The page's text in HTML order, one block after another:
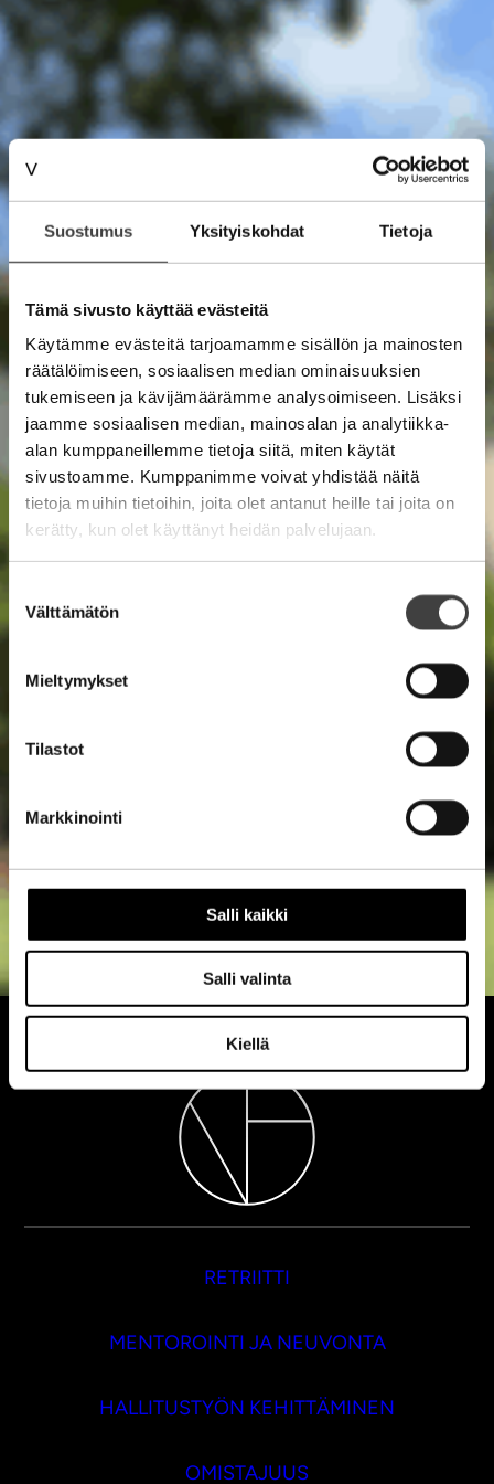
Suostumus Yksityiskohdat Tietoja
Tämä sivusto käyttää evästeitä
Käytämme evästeitä tarjoamamme sisällön ja mainosten
räätälöimiseen, sosiaalisen median ominaisuuksien
tukemiseen ja kävijämäärämme analysoimiseen. Lisäksi
jaamme sosiaalisen median, mainosalan ja analytiikka-
alan kumppaneillemme tietoja siitä, miten käytät
sivustoamme. Kumppanimme voivat yhdistää näitä
tietoja muihin tietoihin, joita olet antanut heille tai joita on
kerätty, kun olet käyttänyt heidän palvelujaan.
valinta
Välttämätön
Mieltymykset
Tilastot
Markkinointi
Salli kaikki
Salli valinta
Kiellä
RETRIITTI
MENTOROINTI JA NEUVONTA
HALLITUSTYÖN KEHITTÄMINEN
OMISTAJUUS